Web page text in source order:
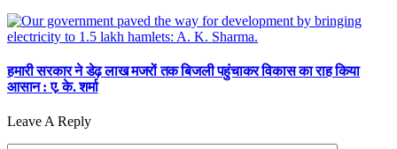
हमारी सरकार ने डेढ़ लाख मजरों तक बिजली पहुंचाकर विकास का राह किया
आसान : ए. के. शर्मा
Leave A Reply